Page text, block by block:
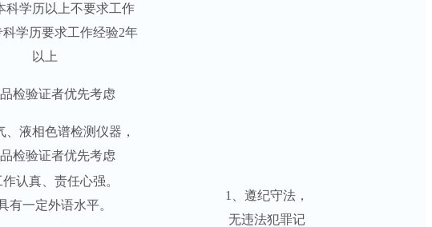
科学历以上不要求工作
学历要求工作经验2年
以上
1、遵纪守法，
无违法犯罪记
检验证者优先考虑
、液相色谱检测仪器，
检验证者优先考虑
作认真、责任心强。
有一定外语水平。